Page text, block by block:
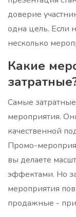
доверие
одна цель. Если
несколько
Какие
Самые
мероприятия.
качественной
Промо-
вы делаете
эффектами. Но
мероприятия
продажные -